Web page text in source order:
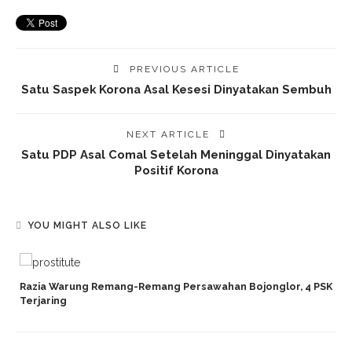
PREVIOUS ARTICLE
Satu Saspek Korona Asal Kesesi Dinyatakan Sembuh
NEXT ARTICLE
Satu PDP Asal Comal Setelah Meninggal Dinyatakan
Positif Korona
YOU MIGHT ALSO LIKE
Razia Warung Remang-Remang Persawahan Bojonglor, 4 PSK
Terjaring